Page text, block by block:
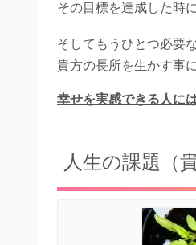
その目標を達成した時
そしてもうひとつ必要
貴方の長所を生かす事
幸せを実感できる人に
人生の課題（